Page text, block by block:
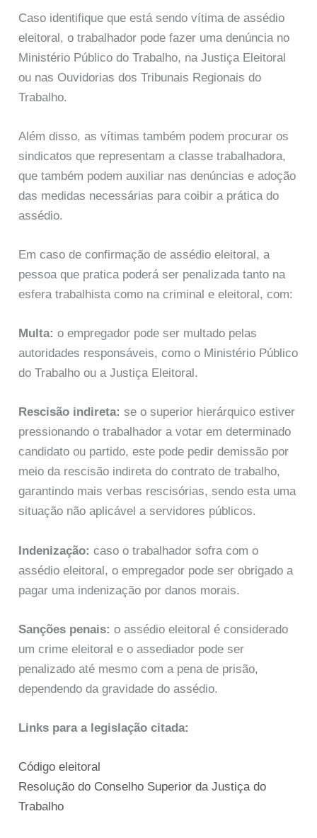
Caso identifique que está sendo vítima de assédio
eleitoral, o trabalhador pode fazer uma denúncia no
Ministério Público do Trabalho, na Justiça Eleitoral
ou nas Ouvidorias dos Tribunais Regionais do
Trabalho.
Além disso, as vítimas também podem procurar os
sindicatos que representam a classe trabalhadora,
que também podem auxiliar nas denúncias e adoção
das medidas necessárias para coibir a prática do
assédio.
Em caso de confirmação de assédio eleitoral, a
pessoa que pratica poderá ser penalizada tanto na
esfera trabalhista como na criminal e eleitoral, com:
Multa:o empregador pode ser multado pelas
autoridades responsáveis, como o Ministério Público
do Trabalho ou a Justiça Eleitoral.
Rescisão indireta: se o superior hierárquico estiver
pressionando o trabalhador a votar em determinado
candidato ou partido, este pode pedir demissão por
meio da rescisão indireta do contrato de trabalho,
garantindo mais verbas rescisórias, sendo esta uma
situação não aplicável a servidores públicos.
Indenização:caso o trabalhador sofra com o
assédio eleitoral, o empregador pode ser obrigado a
pagar uma indenização por danos morais.
Sanções penais: o assédio eleitoral é considerado
um crime eleitoral e o assediador pode ser
penalizado até mesmo com a pena de prisão,
dependendo da gravidade do assédio.
Links para a legislação citada:
Código eleitoral
Resolução do Conselho Superior da Justiça do
Trabalho